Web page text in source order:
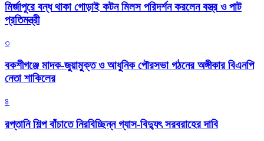
মির্জাপুরে বন্ধ থাকা গোড়াই কটন মিলস পরিদর্শন করলেন বস্ত্র ও পাট
প্রতিমন্ত্রী
৩
বকশীগঞ্জে মাদক-জুয়ামুক্ত ও আধুনিক পৌরসভা গঠনের অঙ্গীকার বিএনপি
নেতা শাকিলের
৪
রপ্তানি শিল্প বাঁচাতে নিরবিচ্ছিন্ন গ্যাস-বিদ্যুৎ সরবরাহের দাবি